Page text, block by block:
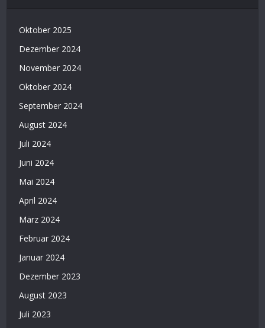
Oktober 2025
Dezember 2024
November 2024
Oktober 2024
September 2024
August 2024
Juli 2024
Juni 2024
Mai 2024
April 2024
März 2024
Februar 2024
Januar 2024
Dezember 2023
August 2023
Juli 2023